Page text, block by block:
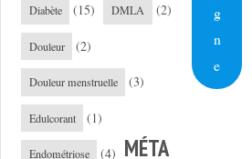
Diabète (15) DMLA (2)
Douleur (2)
Douleur menstruelle (3)
Edulcorant (1)
Endométriose (4)
g
n
e
MÉTA